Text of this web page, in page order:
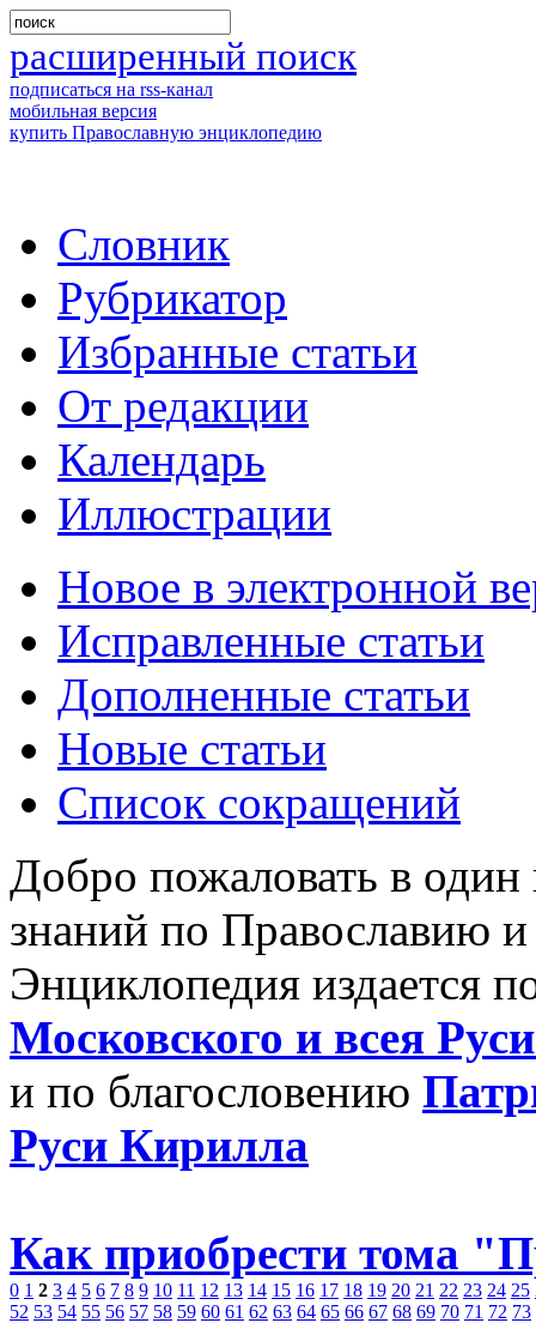
расширенный поиск
подписаться на rss-канал
мобильная версия
купить Православную энциклопедию
Словник
Рубрикатор
Избранные статьи
От редакции
Календарь
Иллюстрации
Новое в электронной
Исправленные статьи
Дополненные статьи
Новые статьи
Список сокращений
Добро пожаловать в
знаний по Православию
Энциклопедия издается
Московского и всея
и по благословению
Руси Кирилла
Как приобрести тома
0 1 2 3 4 5 6 7 8 9 10 11 12 13 14 15 16 17 18 19 20 21 22 23 24 25
52 53 54 55 56 57 58 59 60 61 62 63 64 65 66 67 68 69 70 71 72 73